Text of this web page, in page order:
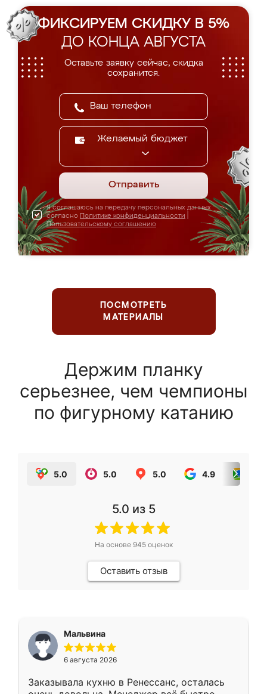
ФИКСИРУЕМ СКИДКУ В 5%
ДО КОНЦА АВГУСТА
Оставьте заявку сейчас, скидка
сохранится.
Желаемый бюджет
Отправить
Я соглашаюсь на передачу персональных данных
согласно Политике конфиденциальности
Пользовательскому соглашению
ПОСМОТРЕТЬ
МАТЕРИАЛЫ
Держим планку
серьезнее, чем чемпионы
по фигурному катанию
5.0 5.0 5.0 4.9
5.0 из 5
На основе 945оценок
Оставить отзыв
Мальвина
6 августа 2026
Заказывала кухню в Ренессанс, осталась